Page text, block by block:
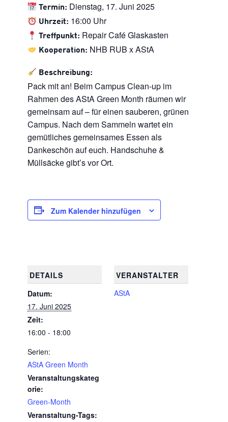
Termin: Dienstag, 17. Juni 2025
Uhrzeit: 16:00 Uhr
Treffpunkt: Repair Café Glaskasten
Kooperation: NHB RUB x AStA
Beschreibung:
Pack mit an! Beim Campus Clean-up im
Rahmen des AStA Green Month räumen wir
gemeinsam auf – für einen sauberen, grünen
Campus. Nach dem Sammeln wartet ein
gemütliches gemeinsames Essen als
Dankeschön auf euch. Handschuhe &
Müllsäcke gibt’s vor Ort.
Zum Kalender hinzufügen
DETAILS
Datum:
17. Juni 2025
Zeit:
16:00 - 18:00
Serien:
AStA Green Month
Veranstaltungskateg
orie:
Green-Month
Veranstaltung-Tags:
VERANSTALTER
AStA